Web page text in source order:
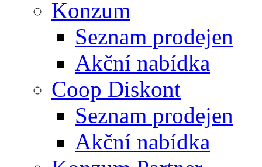
Konzum
Seznam prodejen
Akční nabídka
Coop Diskont
Seznam prodejen
Akční nabídka